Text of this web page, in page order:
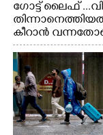
ഗോട്ട് ലൈഫ്
കീറാൻ
വേണ്ടിയായി
നിന്നുള്ള കാഴ്ച